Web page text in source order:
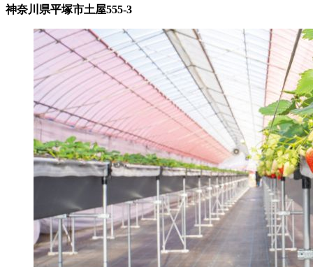
神奈川県平塚市土屋555-3